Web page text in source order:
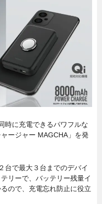
時に充電できるパワフルな
ージャー MAGCHA」を発
台で最大３台までのデバイ
リーで、バッテリー残量イ
ので、充電忘れ防止に役立